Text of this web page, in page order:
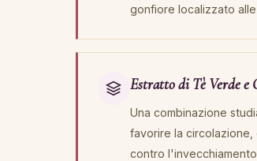
gonfiore localizzato
Estratto di Tè Verde e
Una combinazione
favorire la
contro